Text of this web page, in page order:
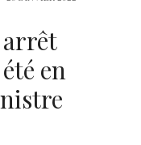
en